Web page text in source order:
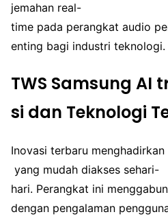
jemahan real-
time pada perangkat audio
enting bagi industri teknologi.
TWS Samsung AI
si dan Teknologi
Inovasi terbaru
yang mudah diakses sehari-
hari. Perangkat ini
dengan pengalaman